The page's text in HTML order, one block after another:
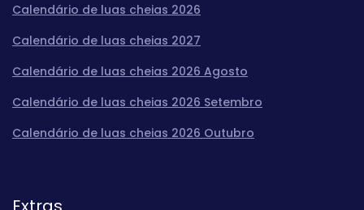
Calendário de luas cheias 2026
Calendário de luas cheias 2027
Calendário de luas cheias 2026 Agosto
Calendário de luas cheias 2026 Setembro
Calendário de luas cheias 2026 Outubro